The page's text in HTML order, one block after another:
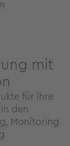
mit
für ihre
den
Monitoring